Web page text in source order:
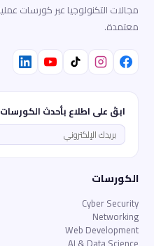
مجالات التكنولوجيا عبر كورسات
معتمدة.
ابقَ على اطلاع بأحدث الكورسات
الكورسات
Cyber Security
Networking
Web Development